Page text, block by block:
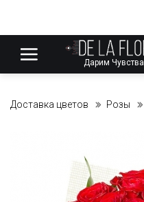
Дарим Чувства
Доставка цветов Розы